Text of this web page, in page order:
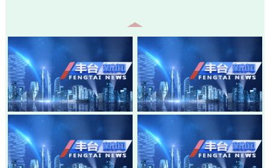
20260805-丰台新闻